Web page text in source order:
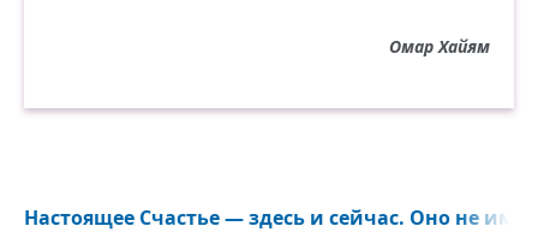
Омар Хайям
Настоящее Счастье — здесь и сейчас. Оно не